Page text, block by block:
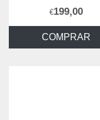
€199,00
COMPRAR